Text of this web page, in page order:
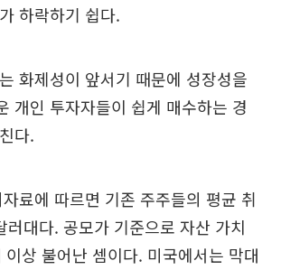
하락하기 쉽다.
화제성이 앞서기 때문에 성장성을
개인 투자자들이 쉽게 매수하는 경
다.
료에 따르면 기존 주주들의 평균 취
러대다. 공모가 기준으로 자산 가치
상 불어난 셈이다. 미국에서는 막대